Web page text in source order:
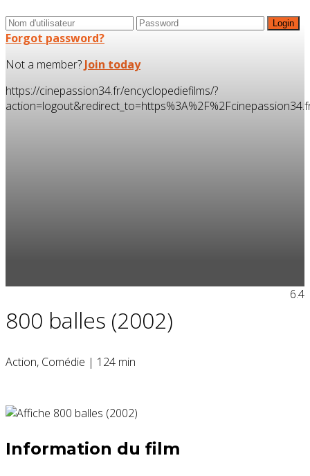
Forgot password?
Not a member? Join today
https://cinepassion34.fr/encyclopediefilms/?
800 balles (2002)
Action, Comédie | 124 min
6.4
Information du film